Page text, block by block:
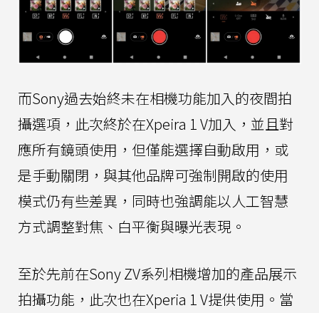
而Sony過去始終未在相機功能加入的夜間拍
攝選項，此次終於在Xpeira 1 V加入，並且對
應所有鏡頭使用，但僅能選擇自動啟用，或
是手動關閉，與其他品牌可強制開啟的使用
模式仍有些差異，同時也強調能以人工智慧
方式調整對焦、白平衡與曝光表現。
至於先前在Sony ZV系列相機增加的產品展示
拍攝功能，此次也在Xperia 1 V提供使用。當